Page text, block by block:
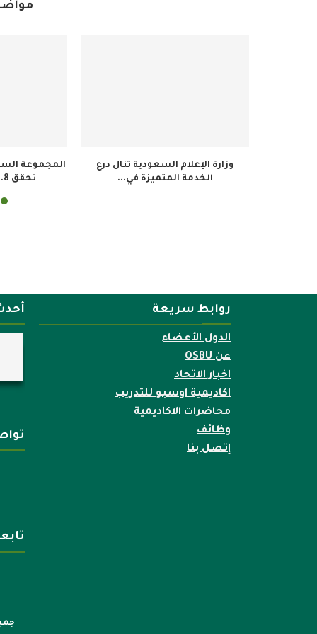
وزارة الإعلام السعودية تنال درع
الخدمة المتميزة في...
المجموعة
تحقق 34.8 مليون ريال...
روابط سريعة
الدول الأعضاء
عن OSBU
اخبار الاتحاد
اكاديمية اوسبو للتدريب
محاضرات الاكاديمية
وظائف
إتصل بنا